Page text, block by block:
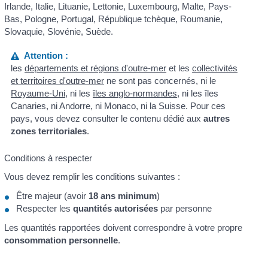
Irlande, Italie, Lituanie, Lettonie, Luxembourg, Malte, Pays-
Bas, Pologne, Portugal, République tchèque, Roumanie,
Slovaquie, Slovénie, Suède.
Attention :
lesdépartements et régions d'outre-mer et lescollectivités
et territoires d'outre-mer ne sont pas concernés, ni le
Royaume-Uni, ni lesîles anglo-normandes, ni les îles
Canaries, ni Andorre, ni Monaco, ni la Suisse. Pour ces
pays, vous devez consulter le contenu dédié auxautres
zones territoriales.
Conditions à respecter
Vous devez remplir les conditions suivantes :
Être majeur (avoir 18 ans minimum)
Respecter les quantités autoriséespar personne
Les quantités rapportées doivent correspondre à votre propre
consommation personnelle.